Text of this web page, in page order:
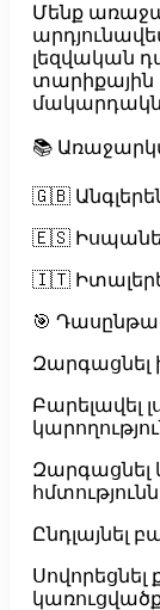
Մենք
լեզվական
տարիքային
📚
🇬🇧
🇪🇸
🇮🇹
🎯
Զարգացնել
Բարելավել
Զարգացնել
Ընդլայնել